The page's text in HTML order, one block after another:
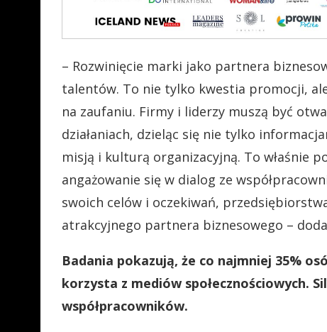
– Rozwinięcie marki jako partnera
talentów. To nie tylko kwestia promocji,
na zaufaniu. Firmy i liderzy muszą być
działaniach, dzieląc się nie tylko
misją i kulturą organizacyjną. To właśnie
angażowanie się w dialog ze
swoich celów i oczekiwań,
atrakcyjnego partnera biznesowego –
Badania pokazują, że co najmniej 35%
korzysta z mediów społecznościowych.
współpracowników.